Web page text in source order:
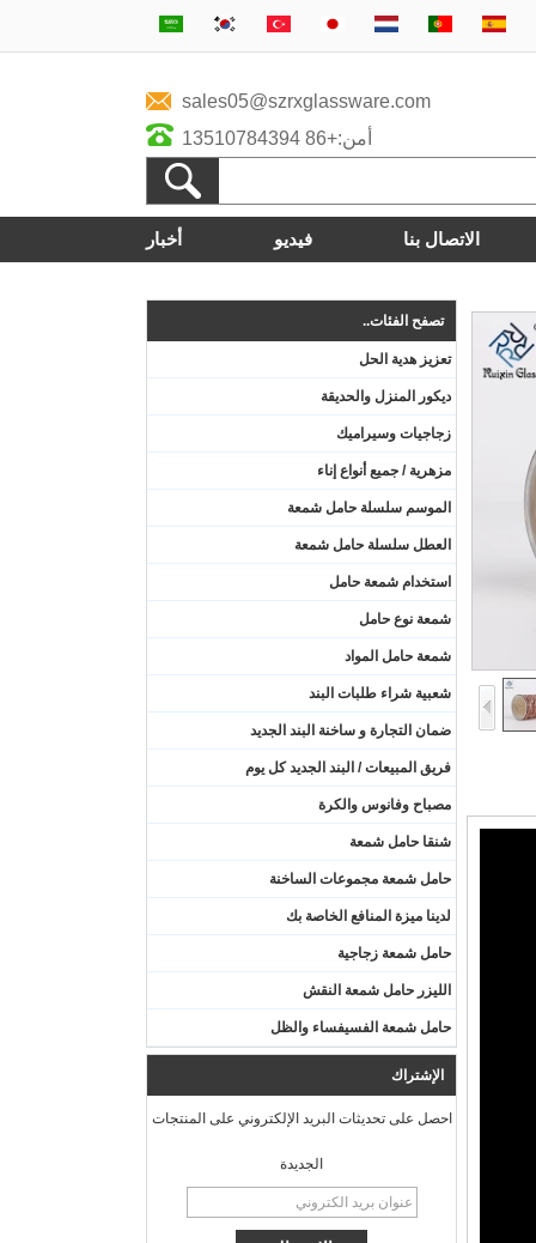
sales05@szrxglassware.com
أمن:+86 13510784394
الاتصال بنا فيديو أخبار
تصفح الفئات..
تعزيز هدية الحل
ديكور المنزل والحديقة
زجاجيات وسيراميك
مزهرية / جميع أنواع إناء
الموسم سلسلة حامل شمعة
العطل سلسلة حامل شمعة
استخدام شمعة حامل
شمعة نوع حامل
شمعة حامل المواد
شعبية شراء طلبات البند
ضمان التجارة و ساخنة البند الجديد
فريق المبيعات / البند الجديد كل يوم
مصباح وفانوس والكرة
شنقا حامل شمعة
حامل شمعة مجموعات الساخنة
لدينا ميزة المنافع الخاصة بك
حامل شمعة زجاجية
الليزر حامل شمعة النقش
حامل شمعة الفسيفساء والظل
الإشتراك
احصل على تحديثات البريد الإلكتروني على المنتجات
الجديدة